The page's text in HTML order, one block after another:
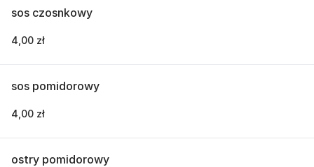
sos czosnkowy
4,00 zł
sos pomidorowy
4,00 zł
ostry pomidorowy